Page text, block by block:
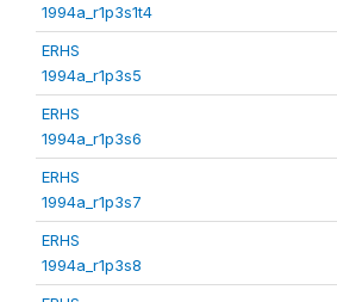
1994a_r1p3s1t4
ERHS
1994a_r1p3s5
ERHS
1994a_r1p3s6
ERHS
1994a_r1p3s7
ERHS
1994a_r1p3s8